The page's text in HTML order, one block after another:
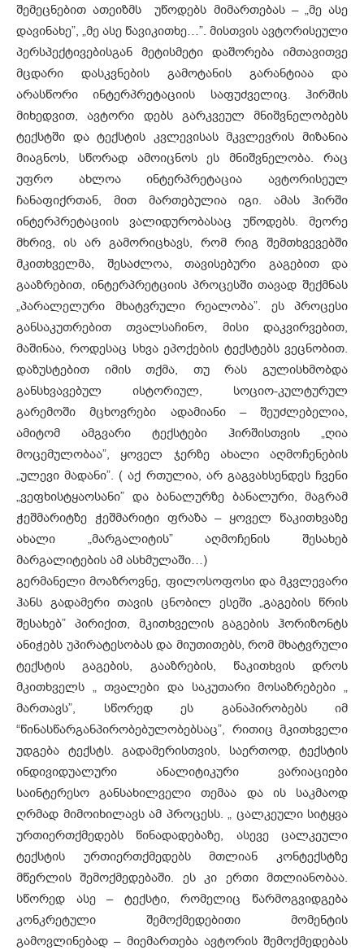
შემეცნებით ათეიზმს უწოდებს მიმართებას – „მე ასე
დავინახე”, „მე ასე წავიკითხე…”. მისთვის ავტორისეული
პერსპექტივებისგან მეტისმეტი დაშორება იმთავითვე
მცდარი დასკვნების გამოტანის გარანტიაა და
არასწორი ინტერპრეტაციის საფუძველიც. ჰირშის
მიხედვით, ავტორი დებს გარკვეულ მნიშვნელობებს
ტექსტში და ტექსტის კვლევისას მკვლევრის მიზანია
მიაგნოს, სწორად ამოიცნოს ეს მნიშვნელობა. რაც
უფრო ახლოა ინტერპრეტაცია ავტორისეულ
ჩანაფიქრთან, მით მართებულია იგი. ამას ჰირში
ინტერპრეტაციის ვალიდურობასაც უწოდებს. მეორე
მხრივ, ის არ გამორიცხავს, რომ რიგ შემთხვევებში
მკითხველმა, შესაძლოა, თავისებური გაგებით და
გააზრებით, ინტერპრეტციის პროცესში თავად შექმნას
„პარალელური მხატვრული რეალობა”. ეს პროცესი
განსაკუთრებით თვალსაჩინო, მისი დაკვირვებით,
მაშინაა, როდესაც სხვა ეპოქების ტექსტებს ვეცნობით.
დაზუსტებით იმის თქმა, თუ რას გულისხმობდა
განსხვავებულ ისტორიულ, სოციო-კულტურულ
გარემოში მცხოვრები ადამიანი – შეუძლებელია,
ამიტომ ამგვარი ტექსტები ჰირშისთვის „ღია
მოცემულობაა”, ყოველ ჯერზე ახალი აღმოჩენების
„ულევი მადანი”. ( აქ რთულია, არ გაგვახსენდეს ჩვენი
„ვეფხისტყაოსანი” და ბანალურზე ბანალური, მაგრამ
ჭეშმარიტზე ჭეშმარიტი ფრაზა – ყოველ წაკითხვაზე
ახალი „მარგალიტის” აღმოჩენის შესახებ
მარგალიტების ამ ასხმულაში…)
გერმანელი მოაზროვნე, ფილოსოფოსი და მკვლევარი
ჰანს გადამერი თავის ცნობილ ესეში „გაგების წრის
შესახებ” პირიქით, მკითხველის გაგების ჰორიზონტს
ანიჭებს უპირატესობას და მიუთითებს, რომ მხატვრული
ტექსტის გაგების, გააზრების, წაკითხვის დროს
მკითხველს „ თვალები და საკუთარი მოსაზრებები „
მართავს”, სწორედ ეს განაპირობებს იმ
“წინასწარგანპირობებულობებსაც”, რითიც მკითხველი
უდგება ტექსტს. გადამერისთვის, საერთოდ, ტექსტის
ინდივიდუალური ანალიტიკური ვარიაციები
საინტერესო განსახილველი თემაა და ის საკმაოდ
ღრმად მიმოიხილავს ამ პროცესს. „ ცალკეული სიტყვა
ურთიერთქმედებს წინადადებაზე, ასევე ცალკეული
ტექსტის ურთიერთქმედებს მთლიან კონტექსტზე
მწერლის შემოქმედებაში. ეს კი ერთი მთლიანობაა.
სწორედ ასე – ტექსტი, რომელიც წარმოგვიდგება
კონკრეტული შემოქმედებითი მომენტის
გამოვლინებად – მიემართება ავტორის შემოქმედებას